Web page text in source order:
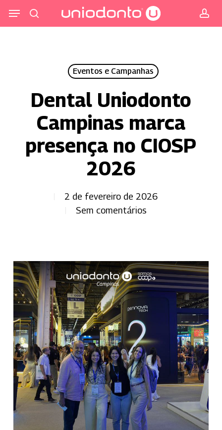
para
Menu
Eventos e Campanhas
Dental Uniodonto
Campinas marca
presença no CIOSP
2026
2 de fevereiro de 2026
Sem comentários